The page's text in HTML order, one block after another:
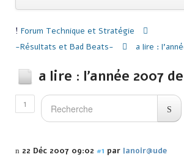
Forum Technique et Stratégie
-Résultats et Bad Beats-
a lire :
a lire : l'année 2007
1
22 Déc 2007 09:02 #1 par lanoir@ude